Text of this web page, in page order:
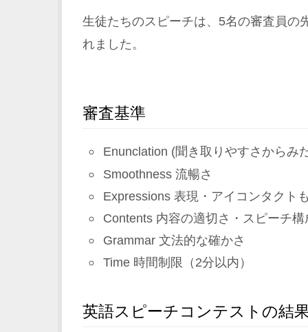
生徒たちのスピーチは、5名の審査員の
れました。
審査基準
Enunclation (聞き取りやすさからみ
Smoothness 流暢さ
Expressions 表現・アイコンタクト
Contents 内容の適切さ・スピーチ構
Grammar 文法的な確かさ
Time 時間制限（2分以内）
英語スピーチコンテストの結